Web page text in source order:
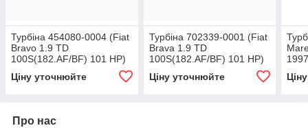
Турбіна 454080-0004 (Fiat
Bravo 1.9 TD
100S(182.AF/BF) 101 HP)
Ціну уточнюйте
Турбіна 702339-0001 (Fiat
Brava 1.9 TD
100S(182.AF/BF) 101 HP)
Ціну уточнюйте
Про нас